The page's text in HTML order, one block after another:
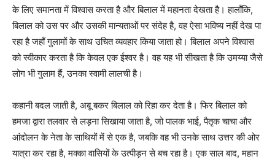
के लिए समानता में विश्वास करता है और बिलाल में महानता देखता है। हालाँकि,
बिलाल को उस पर और उसकी मान्यताओं पर संदेह है, वह ऐसा भविष्य नहीं देख पा
रहा है जहाँ गुलामों के साथ उचित व्यवहार किया जाता हो। बिलाल अपने विश्वास
को स्वीकार करता है कि केवल एक ईश्वर है। वह यह भी सीखता है कि उमय्या जैसे
लोग भी गुलाम हैं, उनका स्वामी लालची है।
कहानी बदल जाती है, अबू बकर बिलाल को रिहा कर देता है। फिर बिलाल को
हमजा द्वारा तलवार से लड़ना सिखाया जाता है, जो पालक भाई, पैतृक चाचा और
आंदोलन के नेता के साथियों में से एक है, जबकि वह भी उनके साथ उत्तर की ओर
यात्रा कर रहा है, मक्का वासियों के उत्पीड़न से बच रहा है। एक साल बाद, महान